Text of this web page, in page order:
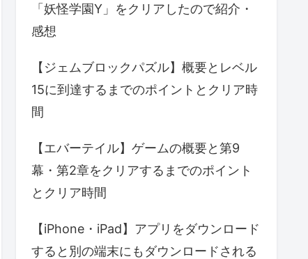
「妖怪学園Y」をクリアしたので紹介・
感想
【ジェムブロックパズル】概要とレベル
15に到達するまでのポイントとクリア時
間
【エバーテイル】ゲームの概要と第9
幕・第2章をクリアするまでのポイント
とクリア時間
【iPhone・iPad】アプリをダウンロード
すると別の端末にもダウンロードされる